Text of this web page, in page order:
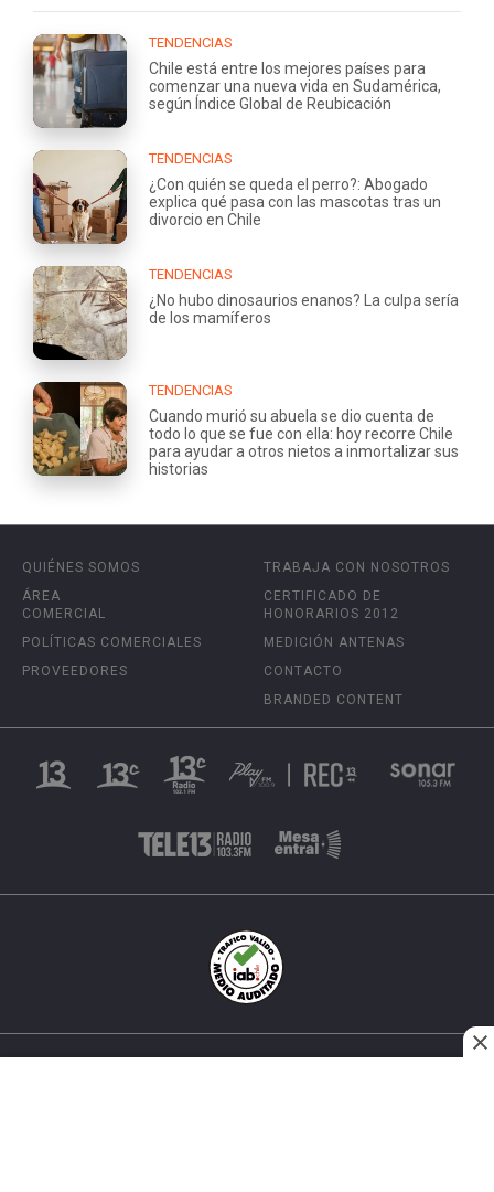
TENDENCIAS
Chile está entre los mejores países para
comenzar una nueva vida en Sudamérica,
según Índice Global de Reubicación
TENDENCIAS
¿Con quién se queda el perro?: Abogado
explica qué pasa con las mascotas tras un
divorcio en Chile
TENDENCIAS
¿No hubo dinosaurios enanos? La culpa sería
de los mamíferos
TENDENCIAS
Cuando murió su abuela se dio cuenta de
todo lo que se fue con ella: hoy recorre Chile
para ayudar a otros nietos a inmortalizar sus
historias
QUIÉNES SOMOS
ÁREA
COMERCIAL
POLÍTICAS COMERCIALES
PROVEEDORES
TRABAJA CON NOSOTROS
CERTIFICADO DE
HONORARIOS 2012
MEDICIÓN ANTENAS
CONTACTO
BRANDED CONTENT